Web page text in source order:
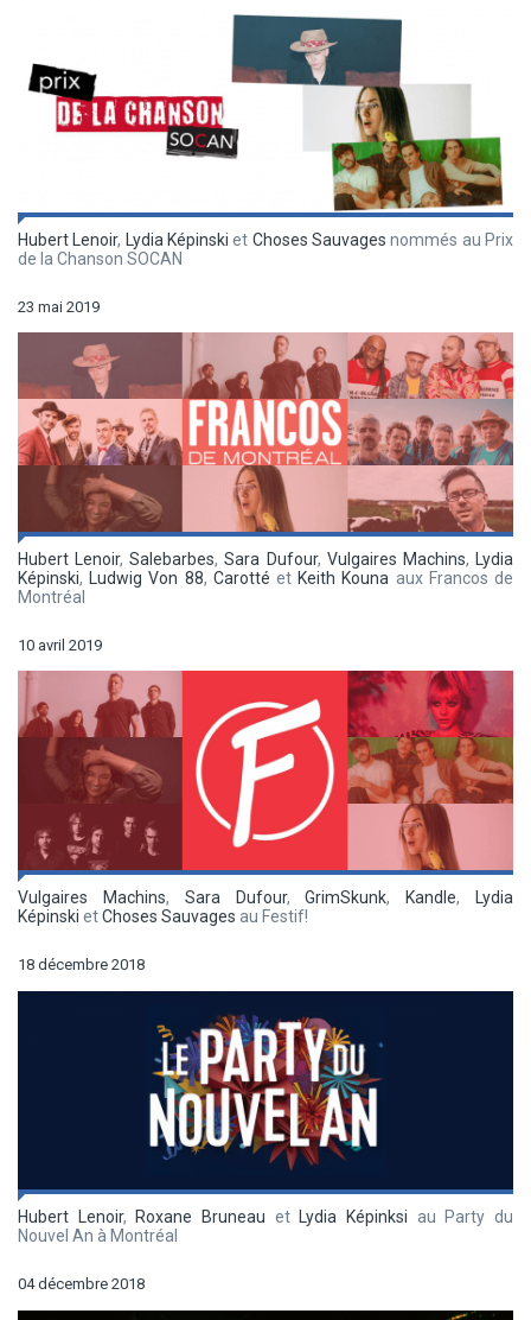
Hubert Lenoir, Lydia Képinski et Choses Sauvages nommés au Prix
de la Chanson SOCAN
23 mai 2019
Hubert Lenoir,Salebarbes,Sara Dufour, Vulgaires Machins,
Lydia
Képinski, Ludwig Von 88, Carotté et Keith Kouna aux Francos de
Montréal
10 avril 2019
Vulgaires Machins, Sara Dufour,GrimSkunk, Kandle,
Lydia
Képinski etChoses Sauvages au Festif!
18 décembre 2018
Hubert Lenoir, Roxane Bruneau et Lydia Képinksi au Party du
Nouvel An à Montréal
04 décembre 2018